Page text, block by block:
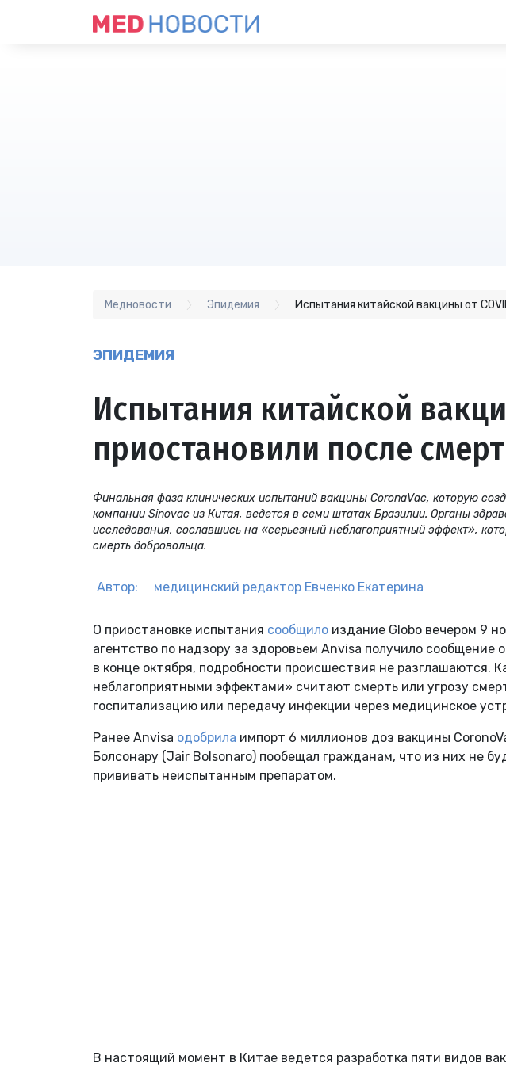
Медновости Эпидемия Испытания китайской вакцины от
ЭПИДЕМИЯ
Испытания китайской
приостановили после
Финальная фаза клинических испытаний вакцины CoronaVac, которую
компании Sinovac из Китая, ведется в семи штатах Бразилии. Органы
исследования, сославшись на «серьезный неблагоприятный эффект»,
смерть добровольца.
Автор: медицинский редактор Евченко Екатерина
О приостановке испытания сообщило издание Globo вечером 9
агентство по надзору за здоровьем Anvisa получило сообщение
в конце октября, подробности происшествия не разглашаются.
неблагоприятными эффектами» считают смерть или угрозу
госпитализацию или передачу инфекции через медицинское
Ранее Anvisa одобрила импорт 6 миллионов доз вакцины
Болсонару (Jair Bolsonaro) пообещал гражданам, что из них не
прививать неиспытанным препаратом.
В настоящий момент в Китае ведется разработка пяти видов